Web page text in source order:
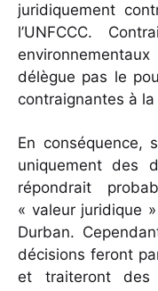
juridiquement
l’UNFCCC.
délègue pas le
contraignantes à la
En conséquence,
uniquement des
répondrait
« valeur juridique
Durban.
décisions feront
et traiteront